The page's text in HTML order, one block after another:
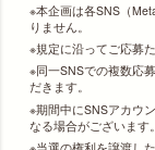
本企画は各SNS（
りません。
規定に沿ってご応募
同一SNSでの複数応
だきます。
期間中にSNSアカウ
なる場合がございます。